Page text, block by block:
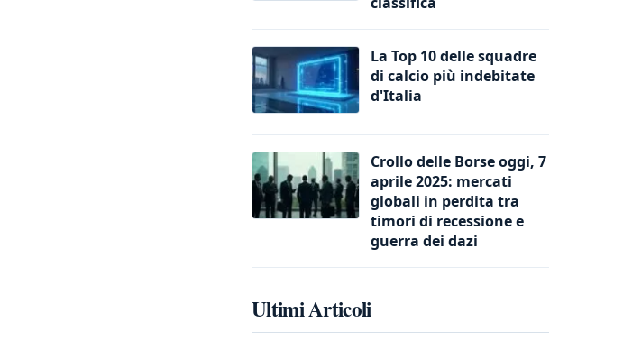
La Top 10 delle squadre
di calcio più indebitate
d'Italia
Crollo delle Borse oggi, 7
aprile 2025: mercati
globali in perdita tra
timori di recessione e
guerra dei dazi
Ultimi Articoli